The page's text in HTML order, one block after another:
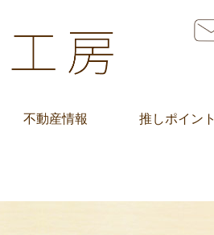
不動産情報 推しポイント